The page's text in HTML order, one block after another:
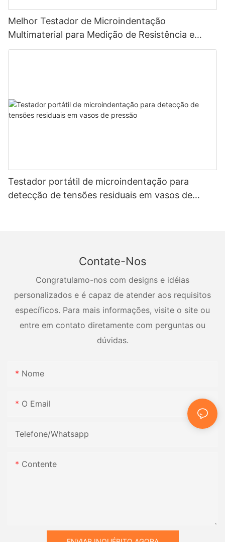
Melhor Testador de Microindentação
Multimaterial para Medição de Resistência e
Tensão - Zhanghua Dryer
Testador portátil de microindentação para
detecção de tensões residuais em vasos de
Contate-Nos
Congratulamo-nos com designs e idéias
personalizados e é capaz de atender aos requisitos
específicos. Para mais informações, visite o site ou
entre em contato diretamente com perguntas ou
dúvidas.
Nome
O Email
Telefone/whatsapp
Contente